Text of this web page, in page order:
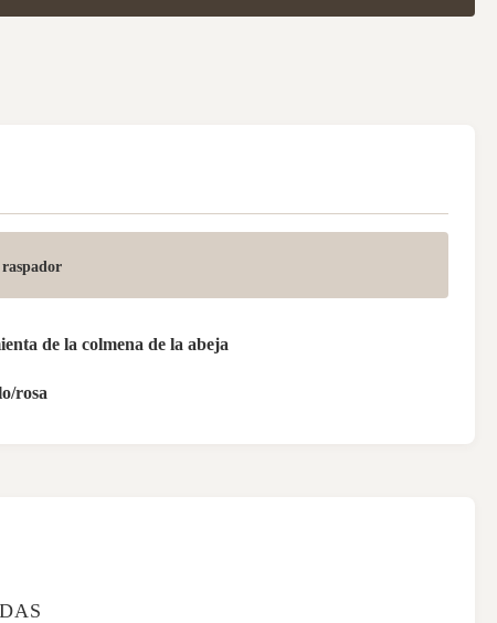
de la colmena de la abeja
rosa